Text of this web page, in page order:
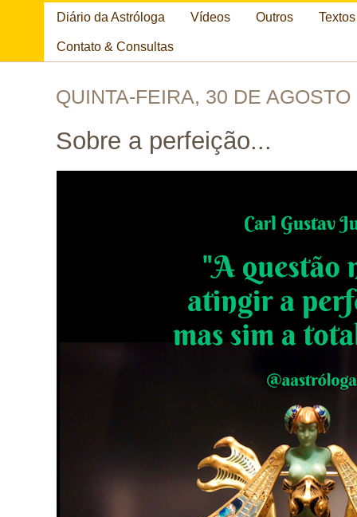
Diário da Astróloga Vídeos Outros
Contato & Consultas
QUINTA-FEIRA, 30 DE
Sobre a perfeição...